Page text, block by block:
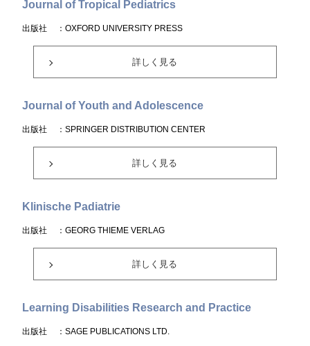
Journal of Tropical Pediatrics
出版社 ：OXFORD UNIVERSITY PRESS
詳しく見る
Journal of Youth and Adolescence
出版社 ：SPRINGER DISTRIBUTION CENTER
詳しく見る
Klinische Padiatrie
出版社 ：GEORG THIEME VERLAG
詳しく見る
Learning Disabilities Research and Practice
出版社 ：SAGE PUBLICATIONS LTD.